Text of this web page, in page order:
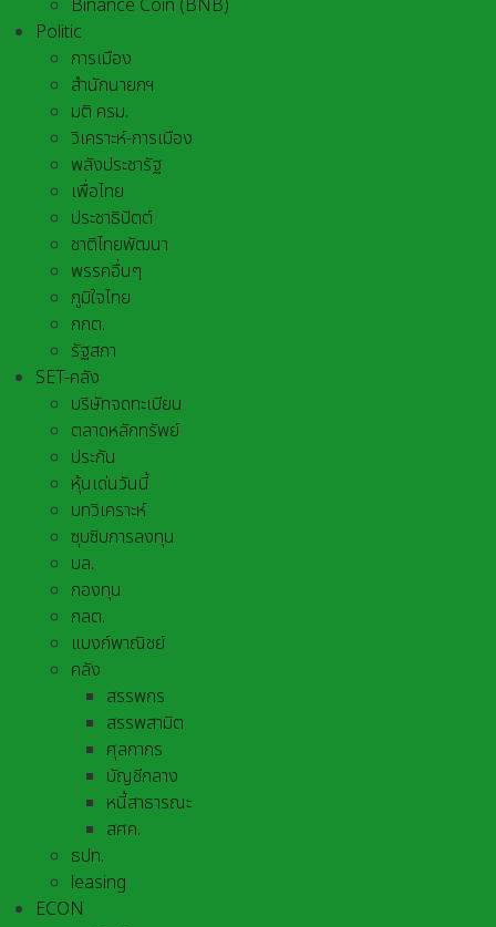
Binance Coin (BNB)
Politic
การเมือง
สำนักนายกฯ
มติ ครม.
วิเคราะห์-การเมือง
พลังประชารัฐ
เพื่อไทย
ประชาธิปัตต์
ชาติไทยพัฒนา
พรรคอื่นๆ
ภูมิใจไทย
กกต.
รัฐสภา
SET-คลัง
บริษัทจดทะเบียน
ตลาดหลักทรัพย์
ประกัน
หุ้นเด่นวันนี้
บทวิเคราะห์
ซุบซิบการลงทุน
บล.
กองทุน
กลต.
แบงก์พาณิชย์
คลัง
สรรพกร
สรรพสามิต
ศุลกากร
บัญชีกลาง
หนี้สาธารณะ
สศค.
ธปท.
leasing
ECON